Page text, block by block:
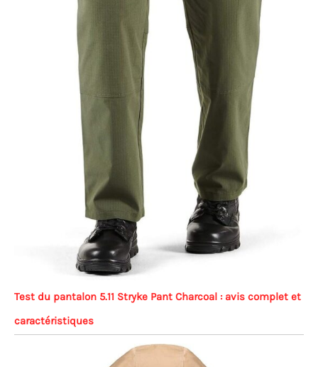
Test du pantalon 5.11 Stryke Pant Charcoal : avis complet et
caractéristiques